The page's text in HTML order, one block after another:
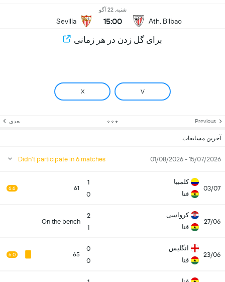
Ath. Bilbao
شنبه, 22 آگو
15:00
Sevilla
برای گل زدن در هر زمانی
V
X
Previous بعدی
آخرین مسابقات
15/07/2026 - 01/08/2026
Didn't participate in 6 matches
03/07
کلمبیا
قنا
1
0
61
6.6
27/06
کرواسی
قنا
2
1
On the bench
23/06
انگلیس
قنا
0
0
65
6.0